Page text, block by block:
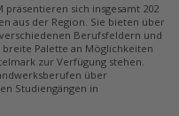
präsentieren sich insgesamt 202
aus der Region. Sie bieten über
Berufsfeldern und
breite Palette an Möglichkeiten
zur Verfügung stehen.
über
Studiengängen in